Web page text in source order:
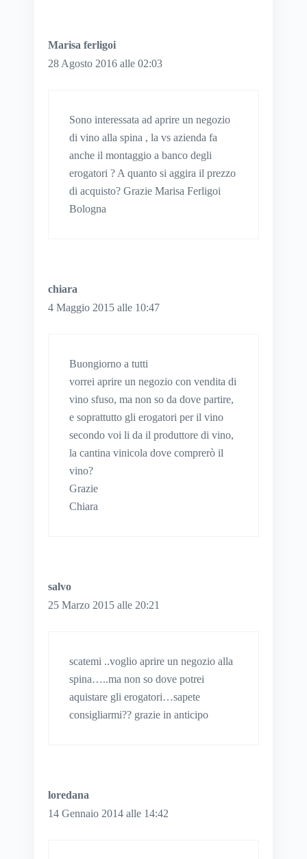
Marisa ferligoi
28 Agosto 2016 alle 02:03
Sono interessata ad aprire un negozio
di vino alla spina , la vs azienda fa
anche il montaggio a banco degli
erogatori ? A quanto si aggira il prezzo
di acquisto? Grazie Marisa Ferligoi
Bologna
chiara
4 Maggio 2015 alle 10:47
Buongiorno a tutti
vorrei aprire un negozio con vendita di
vino sfuso, ma non so da dove partire,
e soprattutto gli erogatori per il vino
secondo voi li da il produttore di vino,
la cantina vinicola dove comprerò il
vino?
Grazie
Chiara
salvo
25 Marzo 2015 alle 20:21
scatemi ..voglio aprire un negozio alla
spina…..ma non so dove potrei
aquistare gli erogatori…sapete
consigliarmi?? grazie in anticipo
loredana
14 Gennaio 2014 alle 14:42